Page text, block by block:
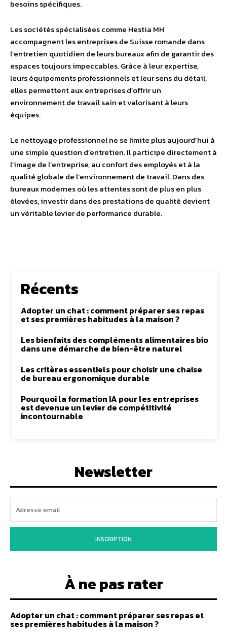
besoins spécifiques.
Les sociétés spécialisées comme Hestia MH
accompagnent les entreprises de Suisse romande dans
l’entretien quotidien de leurs bureaux afin de garantir des
espaces toujours impeccables. Grâce à leur expertise,
leurs équipements professionnels et leur sens du détail,
elles permettent aux entreprises d’offrir un
environnement de travail sain et valorisant à leurs
équipes.
Le nettoyage professionnel ne se limite plus aujourd’hui à
une simple question d’entretien. Il participe directement à
l’image de l’entreprise, au confort des employés et à la
qualité globale de l’environnement de travail. Dans des
bureaux modernes où les attentes sont de plus en plus
élevées, investir dans des prestations de qualité devient
un véritable levier de performance durable.
Récents
Adopter un chat : comment préparer ses repas
et ses premières habitudes à la maison ?
Les bienfaits des compléments alimentaires bio
dans une démarche de bien-être naturel
Les critères essentiels pour choisir une chaise
de bureau ergonomique durable
Pourquoi la formation IA pour les entreprises
est devenue un levier de compétitivité
incontournable
Newsletter
INSCRIPTION
À ne pas rater
Adopter un chat : comment préparer ses repas et
ses premières habitudes à la maison ?